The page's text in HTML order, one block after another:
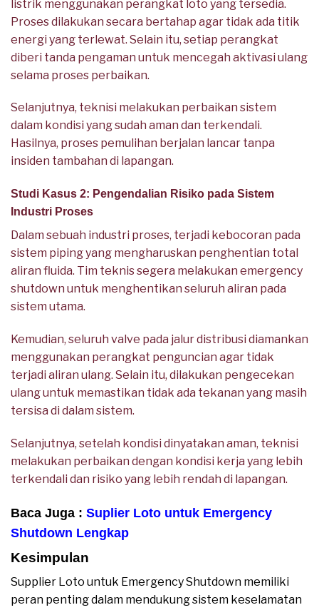
listrik menggunakan perangkat loto yang tersedia.
Proses dilakukan secara bertahap agar tidak ada titik
energi yang terlewat. Selain itu, setiap perangkat
diberi tanda pengaman untuk mencegah aktivasi ulang
selama proses perbaikan.
Selanjutnya, teknisi melakukan perbaikan sistem
dalam kondisi yang sudah aman dan terkendali.
Hasilnya, proses pemulihan berjalan lancar tanpa
insiden tambahan di lapangan.
Studi Kasus 2: Pengendalian Risiko pada Sistem
Industri Proses
Dalam sebuah industri proses, terjadi kebocoran pada
sistem piping yang mengharuskan penghentian total
aliran fluida. Tim teknis segera melakukan emergency
shutdown untuk menghentikan seluruh aliran pada
sistem utama.
Kemudian, seluruh valve pada jalur distribusi diamankan
menggunakan perangkat penguncian agar tidak
terjadi aliran ulang. Selain itu, dilakukan pengecekan
ulang untuk memastikan tidak ada tekanan yang masih
tersisa di dalam sistem.
Selanjutnya, setelah kondisi dinyatakan aman, teknisi
melakukan perbaikan dengan kondisi kerja yang lebih
terkendali dan risiko yang lebih rendah di lapangan.
Baca Juga : Suplier Loto untuk Emergency
Shutdown Lengkap
Kesimpulan
Supplier Loto untuk Emergency Shutdown memiliki
peran penting dalam mendukung sistem keselamatan